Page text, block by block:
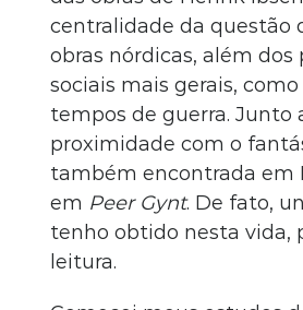
centralidade da questão
obras nórdicas, além dos
sociais mais gerais,
tempos de guerra. Junto
proximidade com o
também encontrada em
em Peer Gynt. De fato,
tenho obtido nesta vida,
leitura.